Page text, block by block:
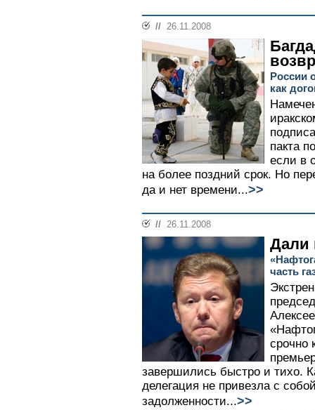
// 26.11.2008
России
как
пакта
если в
на более поздний срок. Но
да и нет времени...>>
// 26.11.2008
Дали
часть
срочно
завершились быстро и тихо.
делегация не привезла с
задолженности...>>